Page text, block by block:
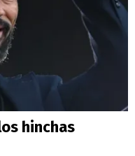
hinchas